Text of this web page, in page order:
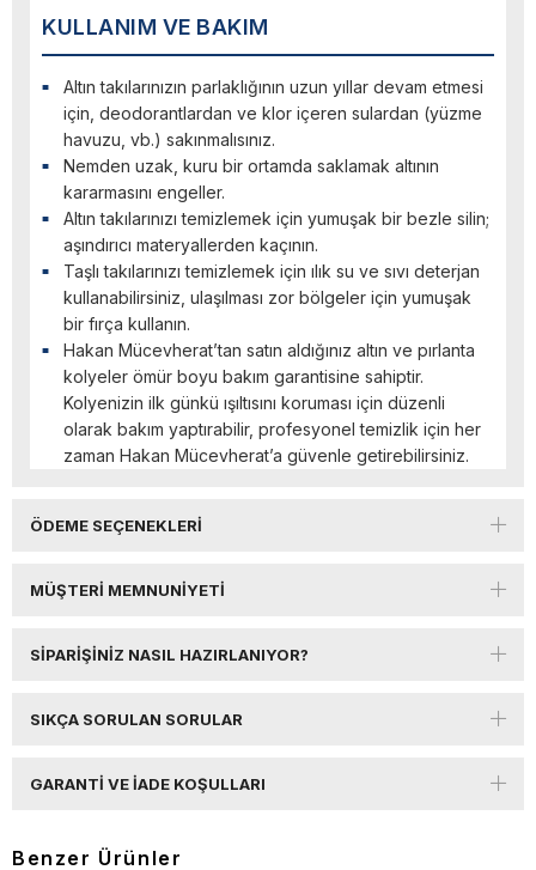
KULLANIM VE BAKIM
Altın takılarınızın parlaklığının uzun yıllar devam etmesi
için, deodorantlardan ve klor içeren sulardan (yüzme
havuzu, vb.) sakınmalısınız.
Nemden uzak, kuru bir ortamda saklamak altının
kararmasını engeller.
Altın takılarınızı temizlemek için yumuşak bir bezle silin;
aşındırıcı materyallerden kaçının.
Taşlı takılarınızı temizlemek için ılık su ve sıvı deterjan
kullanabilirsiniz, ulaşılması zor bölgeler için yumuşak
bir fırça kullanın.
Hakan Mücevherat’tan satın aldığınız altın ve pırlanta
kolyeler ömür boyu bakım garantisine sahiptir.
Kolyenizin ilk günkü ışıltısını koruması için düzenli
olarak bakım yaptırabilir, profesyonel temizlik için her
zaman Hakan Mücevherat’a güvenle getirebilirsiniz.
ÖDEME SEÇENEKLERI
MÜŞTERI MEMNUNIYETI
SIPARIŞINIZ NASIL HAZIRLANIYOR?
SIKÇA SORULAN SORULAR
GARANTI VE İADE KOŞULLARI
Benzer Ürünler